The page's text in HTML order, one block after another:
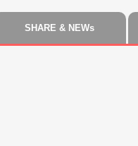
SHARE & NEWs